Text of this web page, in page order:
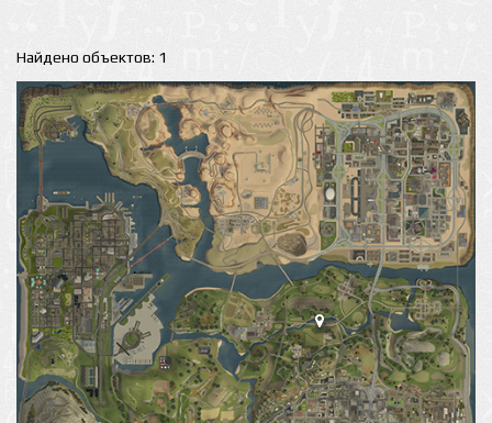
Найдено объектов: 1